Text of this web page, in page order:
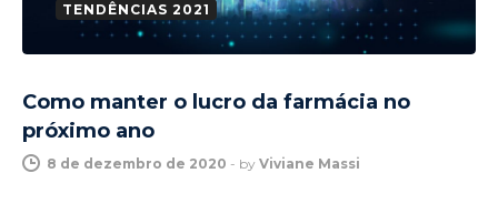
TENDÊNCIAS 2021
Como manter o lucro da farmácia no
próximo ano
8 de dezembro de 2020 - by Viviane Massi